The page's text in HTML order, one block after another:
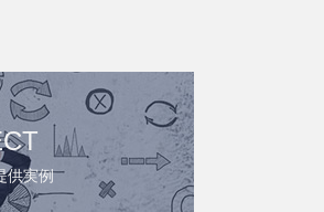
供実例